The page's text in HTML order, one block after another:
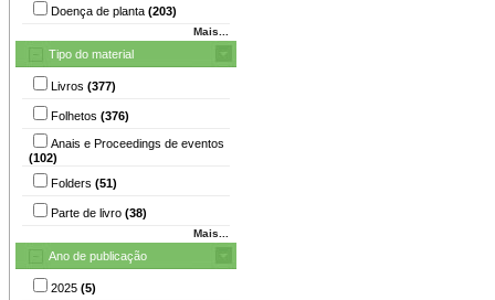
Doença de planta (203)
Mais...
Tipo do material
Livros (377)
Folhetos (376)
Anais e Proceedings de eventos
(102)
Folders (51)
Parte de livro (38)
Mais...
Ano de publicação
2025 (5)